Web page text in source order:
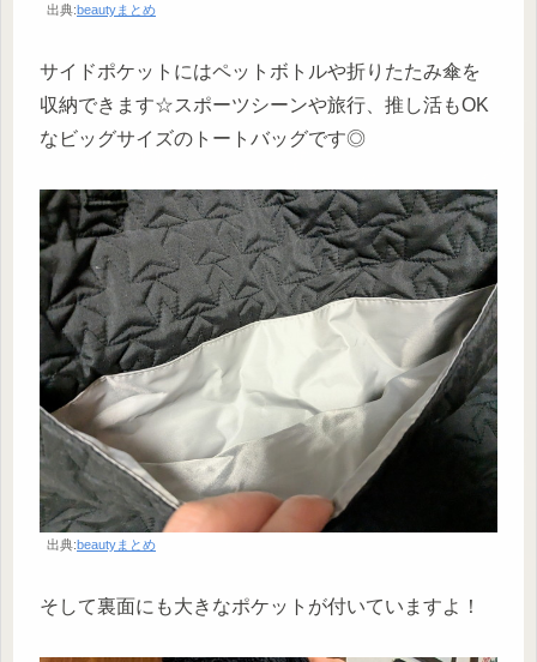
出典:beautyまとめ
サイドポケットにはペットボトルや折りたたみ傘を
収納できます☆スポーツシーンや旅行、推し活もOK
なビッグサイズのトートバッグです◎
出典:beautyまとめ
そして裏面にも大きなポケットが付いていますよ！